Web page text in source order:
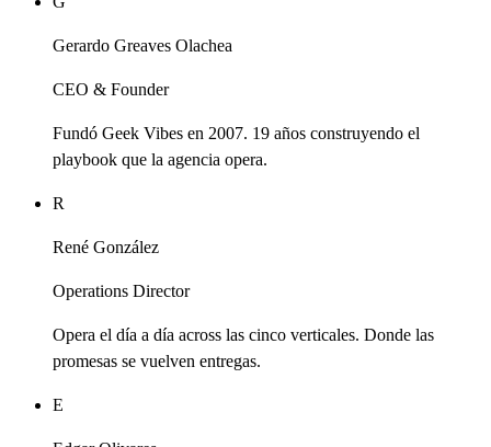
Gerardo Greaves Olachea
CEO & Founder
Fundó Geek Vibes en 2007. 19 años construyendo el
playbook que la agencia opera.
R
René González
Operations Director
Opera el día a día across las cinco verticales. Donde las
promesas se vuelven entregas.
E